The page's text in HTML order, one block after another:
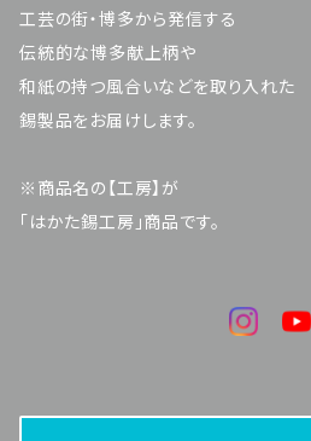
工芸の街・博多から発信する
伝統的な博多献上柄や
和紙の持つ風合いなどを取り入れた
錫製品をお届けします。
※商品名の【工房】が
「はかた錫工房」商品です。